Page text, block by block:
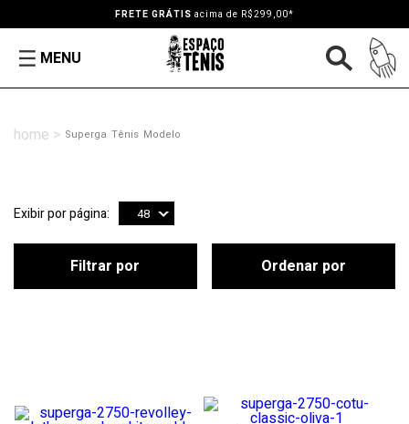
FRETE GRÁTIS acima de R$299,00*
MENU
Superga Tênis Modelo
Exibir por página: 48
Filtrar por Ordenar por